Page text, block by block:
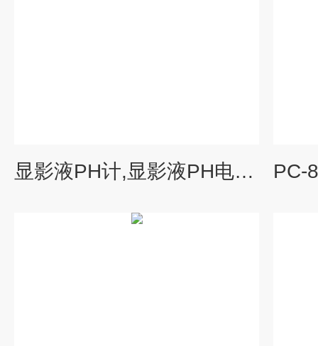
显影液PH计,显影液PH电极,显影液PH控制器